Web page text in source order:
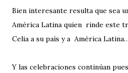
Bien interesante resulta que sea
América Latina quien rinde este
Celia a su país y a América
Y las celebraciones continúan